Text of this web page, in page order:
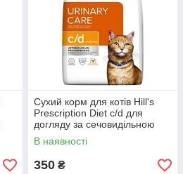
Сухий корм для котів Hill's
Prescription Diet c/d для
догляду за сечовидільною
системою з куркою ,0,400 г
В наявності
350 ₴